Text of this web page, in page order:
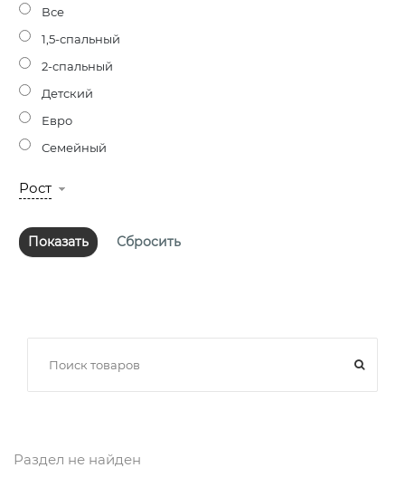
Все
1,5-спальный
2-спальный
Детский
Евро
Семейный
Рост
Раздел не найден